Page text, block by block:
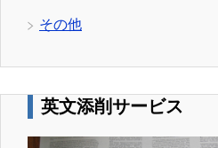
その他
英文添削サービス